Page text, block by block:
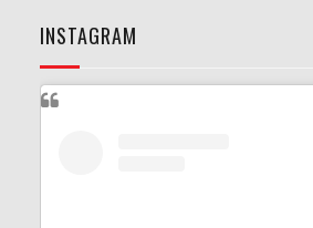
INSTAGRAM